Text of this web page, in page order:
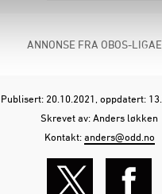
ANNONSE FRA OBOS-
Publisert: 20.10.2021 , oppdatert:
Skrevet av: Anders løkken
Kontakt:anders@odd.no